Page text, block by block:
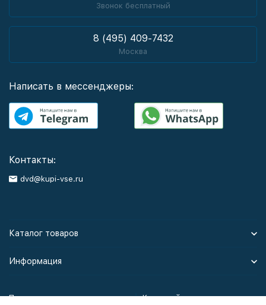
Звонок бесплатный
8 (495) 409-7432
Москва
Написать в мессенджеры:
Контакты:
dvd@kupi-vse.ru
Каталог товаров
Информация
Политика персональных данных Карта сайта